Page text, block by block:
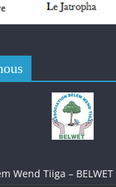
nationale
Wend Tiiga – BELWET